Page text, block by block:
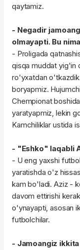
qaytamiz.
- Negadir
olmayapti. Bu
- Proligada
qisqa muddat yig'in
ro'yxatdan
boryapmiz.
Chempionat
yaratyapmiz, lekin
Kamchiliklar ustida
- "Eshko" laqabli
- U eng yaxshi
yaratishda o'z
kam bo'ladi. Aziz -
davom ettirishi
o'ynayapti, asosan
futbolchilar.
- Jamoangiz